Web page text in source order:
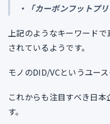
・「カーボンフットプ
上記のようなキーワード
されているようです。
モノのDID/VCというユー
これからも注目すべき日
す。